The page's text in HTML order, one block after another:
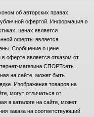
об авторских правах.
офертой. Информация о
ценах является
оферты является
Сообщение о цене
в оферте является отказом от
магазина СПОРТсеть.
на сайте, может быть
Изображения товаров на
могут отличаться от
в каталоге на сайте, может
заказа на соответствующий